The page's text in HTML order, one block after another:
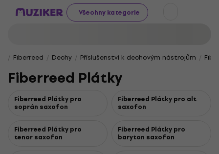
Všechny kategorie
Fiberreed Dechy Příslušenství k dechovým nástrojům
Fiberreed Plátky
Fiberreed Plátky pro
soprán saxofon
Fiberreed Plátky pro alt
saxofon
Fiberreed Plátky pro
tenor saxofon
Fiberreed Plátky pro
baryton saxofon